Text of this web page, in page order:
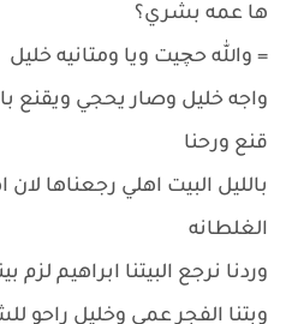
ها عمه بشري؟
= والله حچيت ويا ومتانيه خليل
واجه خليل وصار يحجي ويقنع
قنع ورحنا
بالليل البيت اهلي رجعناها
الغلطانه
وردنا نرجع البيتنا ابراهيم لزم
وبتنا الفجر عمي وخليل راحو